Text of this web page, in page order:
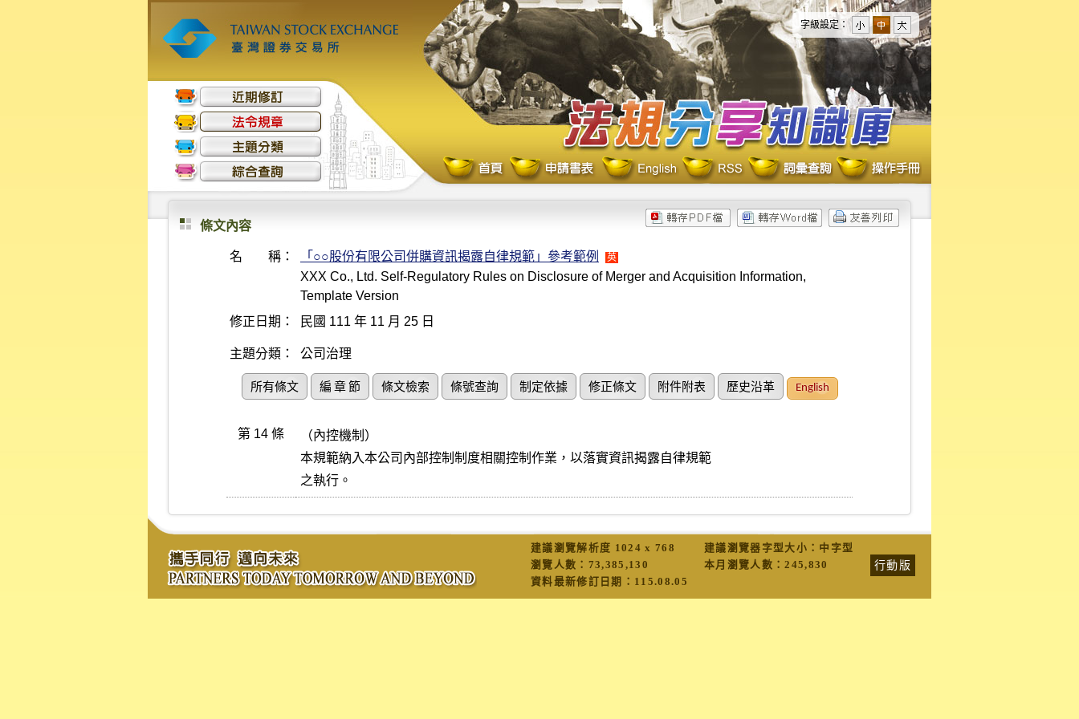
字級設定：
條文內容
名 稱： 「○○股份有限公司併購資訊揭露自律規範」參考範例 英
XXX Co., Ltd. Self-Regulatory Rules on Disclosure of Merger and Acquisition Information,
Template Version
修正日期：
民國 111 年 11 月 25 日
主題分類： 公司治理
所有條文 編 章 節 條文檢索 條號查詢 制定依據 修正條文 附件附表 歷史沿革 English
第 14 條
（內控機制）
本規範納入本公司內部控制制度相關控制作業，以落實資訊揭露自律規範
之執行。
建議瀏覽解析度 1024 x 768 建議瀏覽器字型大小：中字型
行動版
瀏覽人數： 73,385,130 本月瀏覽人數：245,830
資料最新修訂日期： 115.08.05